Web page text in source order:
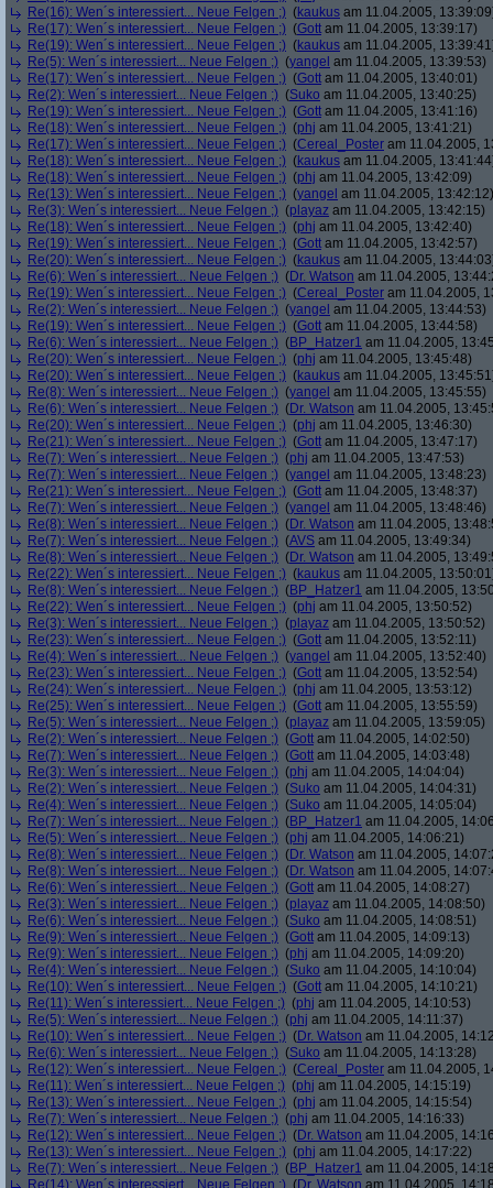
Re(16): Wen´s interessiert... Neue Felgen ;) (kaukus am 11.04.2005,
Re(17): Wen´s interessiert... Neue Felgen ;) (Gott am 11.04.2005, 13:39:17)
Re(19): Wen´s interessiert... Neue Felgen ;) (kaukus am 11.04.2005,
Re(5): Wen´s interessiert... Neue Felgen ;) (yangel am 11.04.2005, 13:39:53)
Re(17): Wen´s interessiert... Neue Felgen ;) (Gott am 11.04.2005, 13:40:01)
Re(2): Wen´s interessiert... Neue Felgen ;) (Suko am 11.04.2005, 13:40:25)
Re(19): Wen´s interessiert... Neue Felgen ;) (Gott am 11.04.2005, 13:41:16)
Re(18): Wen´s interessiert... Neue Felgen ;) (phj am 11.04.2005, 13:41:21)
Re(17): Wen´s interessiert... Neue Felgen ;) (Cereal_Poster am 11.04.2005,
Re(18): Wen´s interessiert... Neue Felgen ;) (kaukus am 11.04.2005,
Re(18): Wen´s interessiert... Neue Felgen ;) (phj am 11.04.2005, 13:42:09)
Re(13): Wen´s interessiert... Neue Felgen ;) (yangel am 11.04.2005, 13:42:12)
Re(3): Wen´s interessiert... Neue Felgen ;) (playaz am 11.04.2005, 13:42:15)
Re(18): Wen´s interessiert... Neue Felgen ;) (phj am 11.04.2005, 13:42:40)
Re(19): Wen´s interessiert... Neue Felgen ;) (Gott am 11.04.2005, 13:42:57)
Re(20): Wen´s interessiert... Neue Felgen ;) (kaukus am 11.04.2005,
Re(6): Wen´s interessiert... Neue Felgen ;) (Dr. Watson am 11.04.2005,
Re(19): Wen´s interessiert... Neue Felgen ;) (Cereal_Poster am 11.04.2005,
Re(2): Wen´s interessiert... Neue Felgen ;) (yangel am 11.04.2005, 13:44:53)
Re(19): Wen´s interessiert... Neue Felgen ;) (Gott am 11.04.2005, 13:44:58)
Re(6): Wen´s interessiert... Neue Felgen ;) (BP_Hatzer1 am 11.04.2005,
Re(20): Wen´s interessiert... Neue Felgen ;) (phj am 11.04.2005, 13:45:48)
Re(20): Wen´s interessiert... Neue Felgen ;) (kaukus am 11.04.2005,
Re(8): Wen´s interessiert... Neue Felgen ;) (yangel am 11.04.2005, 13:45:55)
Re(6): Wen´s interessiert... Neue Felgen ;) (Dr. Watson am 11.04.2005,
Re(20): Wen´s interessiert... Neue Felgen ;) (phj am 11.04.2005, 13:46:30)
Re(21): Wen´s interessiert... Neue Felgen ;) (Gott am 11.04.2005, 13:47:17)
Re(7): Wen´s interessiert... Neue Felgen ;) (phj am 11.04.2005, 13:47:53)
Re(7): Wen´s interessiert... Neue Felgen ;) (yangel am 11.04.2005, 13:48:23)
Re(21): Wen´s interessiert... Neue Felgen ;) (Gott am 11.04.2005, 13:48:37)
Re(7): Wen´s interessiert... Neue Felgen ;) (yangel am 11.04.2005, 13:48:46)
Re(8): Wen´s interessiert... Neue Felgen ;) (Dr. Watson am 11.04.2005,
Re(7): Wen´s interessiert... Neue Felgen ;) (AVS am 11.04.2005, 13:49:34)
Re(8): Wen´s interessiert... Neue Felgen ;) (Dr. Watson am 11.04.2005,
Re(22): Wen´s interessiert... Neue Felgen ;) (kaukus am 11.04.2005,
Re(8): Wen´s interessiert... Neue Felgen ;) (BP_Hatzer1 am 11.04.2005,
Re(22): Wen´s interessiert... Neue Felgen ;) (phj am 11.04.2005, 13:50:52)
Re(3): Wen´s interessiert... Neue Felgen ;) (playaz am 11.04.2005, 13:50:52)
Re(23): Wen´s interessiert... Neue Felgen ;) (Gott am 11.04.2005, 13:52:11)
Re(4): Wen´s interessiert... Neue Felgen ;) (yangel am 11.04.2005, 13:52:40)
Re(23): Wen´s interessiert... Neue Felgen ;) (Gott am 11.04.2005, 13:52:54)
Re(24): Wen´s interessiert... Neue Felgen ;) (phj am 11.04.2005, 13:53:12)
Re(25): Wen´s interessiert... Neue Felgen ;) (Gott am 11.04.2005, 13:55:59)
Re(5): Wen´s interessiert... Neue Felgen ;) (playaz am 11.04.2005, 13:59:05)
Re(2): Wen´s interessiert... Neue Felgen ;) (Gott am 11.04.2005, 14:02:50)
Re(7): Wen´s interessiert... Neue Felgen ;) (Gott am 11.04.2005, 14:03:48)
Re(3): Wen´s interessiert... Neue Felgen ;) (phj am 11.04.2005, 14:04:04)
Re(2): Wen´s interessiert... Neue Felgen ;) (Suko am 11.04.2005, 14:04:31)
Re(4): Wen´s interessiert... Neue Felgen ;) (Suko am 11.04.2005, 14:05:04)
Re(7): Wen´s interessiert... Neue Felgen ;) (BP_Hatzer1 am 11.04.2005,
Re(5): Wen´s interessiert... Neue Felgen ;) (phj am 11.04.2005, 14:06:21)
Re(8): Wen´s interessiert... Neue Felgen ;) (Dr. Watson am 11.04.2005,
Re(8): Wen´s interessiert... Neue Felgen ;) (Dr. Watson am 11.04.2005,
Re(6): Wen´s interessiert... Neue Felgen ;) (Gott am 11.04.2005, 14:08:27)
Re(3): Wen´s interessiert... Neue Felgen ;) (playaz am 11.04.2005, 14:08:50)
Re(6): Wen´s interessiert... Neue Felgen ;) (Suko am 11.04.2005, 14:08:51)
Re(9): Wen´s interessiert... Neue Felgen ;) (Gott am 11.04.2005, 14:09:13)
Re(9): Wen´s interessiert... Neue Felgen ;) (phj am 11.04.2005, 14:09:20)
Re(4): Wen´s interessiert... Neue Felgen ;) (Suko am 11.04.2005, 14:10:04)
Re(10): Wen´s interessiert... Neue Felgen ;) (Gott am 11.04.2005, 14:10:21)
Re(11): Wen´s interessiert... Neue Felgen ;) (phj am 11.04.2005, 14:10:53)
Re(5): Wen´s interessiert... Neue Felgen ;) (phj am 11.04.2005, 14:11:37)
Re(10): Wen´s interessiert... Neue Felgen ;) (Dr. Watson am 11.04.2005,
Re(6): Wen´s interessiert... Neue Felgen ;) (Suko am 11.04.2005, 14:13:28)
Re(12): Wen´s interessiert... Neue Felgen ;) (Cereal_Poster am 11.04.2005,
Re(11): Wen´s interessiert... Neue Felgen ;) (phj am 11.04.2005, 14:15:19)
Re(13): Wen´s interessiert... Neue Felgen ;) (phj am 11.04.2005, 14:15:54)
Re(7): Wen´s interessiert... Neue Felgen ;) (phj am 11.04.2005, 14:16:33)
Re(12): Wen´s interessiert... Neue Felgen ;) (Dr. Watson am 11.04.2005,
Re(13): Wen´s interessiert... Neue Felgen ;) (phj am 11.04.2005, 14:17:22)
Re(7): Wen´s interessiert... Neue Felgen ;) (BP_Hatzer1 am 11.04.2005,
Re(14): Wen´s interessiert... Neue Felgen ;) (Dr. Watson am 11.04.2005,